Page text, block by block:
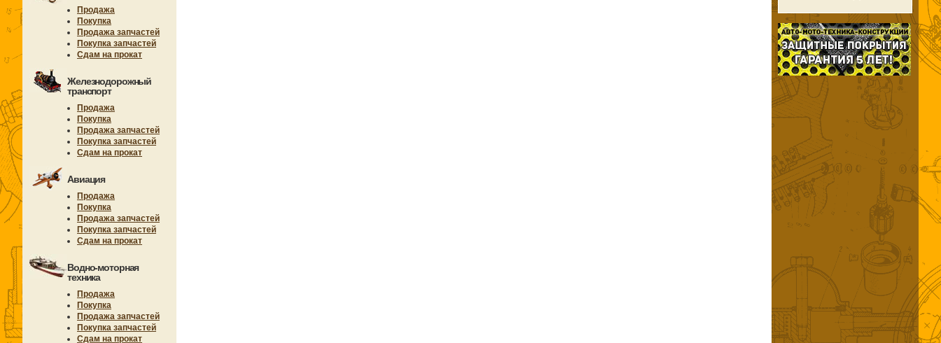
Продажа
Покупка
Продажа запчастей
Покупка запчастей
Сдам на прокат
Железнодорожный
транспорт
Продажа
Покупка
Продажа запчастей
Покупка запчастей
Сдам на прокат
Авиация
Продажа
Покупка
Продажа запчастей
Покупка запчастей
Сдам на прокат
Водно-моторная
техника
Продажа
Покупка
Продажа запчастей
Покупка запчастей
Сдам на прокат